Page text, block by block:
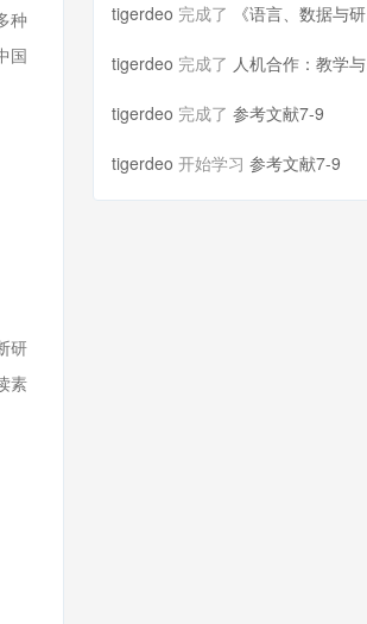
种
国
研
素
tigerdeo 完成了 《语言、数据与研究：人工智能案...
tigerdeo 完成了 人机合作：教学与研究案例分享点...
tigerdeo 完成了 参考文献7-9
tigerdeo 开始学习 参考文献7-9